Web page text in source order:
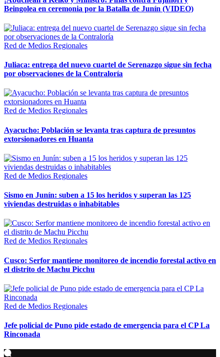
Beingolea en ceremonia por la Batalla de Junín (VIDEO)
Red de Medios Regionales
Juliaca: entrega del nuevo cuartel de Serenazgo sigue sin fecha
por observaciones de la Contraloría
Red de Medios Regionales
Ayacucho: Población se levanta tras captura de presuntos
extorsionadores en Huanta
Red de Medios Regionales
Sismo en Junín: suben a 15 los heridos y superan las 125
viviendas destruidas o inhabitables
Red de Medios Regionales
Cusco: Serfor mantiene monitoreo de incendio forestal activo en
el distrito de Machu Picchu
Red de Medios Regionales
Jefe policial de Puno pide estado de emergencia para el CP La
Rinconada